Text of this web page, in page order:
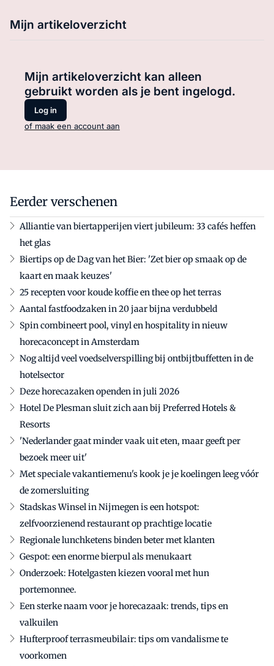
Mijn artikeloverzicht
Mijn artikeloverzicht kan alleen
gebruikt worden als je bent ingelogd.
Log in
of maak een account aan
Eerder verschenen
Alliantie van biertapperijen viert jubileum: 33 cafés heffen
het glas
Biertips op de Dag van het Bier: 'Zet bier op smaak op de
kaart en maak keuzes'
25 recepten voor koude koffie en thee op het terras
Aantal fastfoodzaken in 20 jaar bijna verdubbeld
Spin combineert pool, vinyl en hospitality in nieuw
horecaconcept in Amsterdam
Nog altijd veel voedselverspilling bij ontbijtbuffetten in de
hotelsector
Deze horecazaken openden in juli 2026
Hotel De Plesman sluit zich aan bij Preferred Hotels &
Resorts
'Nederlander gaat minder vaak uit eten, maar geeft per
bezoek meer uit'
Met speciale vakantiemenu's kook je je koelingen leeg vóór
de zomersluiting
Stadskas Winsel in Nijmegen is een hotspot:
zelfvoorzienend restaurant op prachtige locatie
Regionale lunchketens binden beter met klanten
Gespot: een enorme bierpul als menukaart
Onderzoek: Hotelgasten kiezen vooral met hun
portemonnee.
Een sterke naam voor je horecazaak: trends, tips en
valkuilen
Hufterproof terrasmeubilair: tips om vandalisme te
voorkomen